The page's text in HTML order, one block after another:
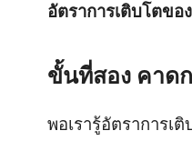
อัตราการเติบโตข
ขั้นที่สอง คาด
พอเรารู้อัตราการเ